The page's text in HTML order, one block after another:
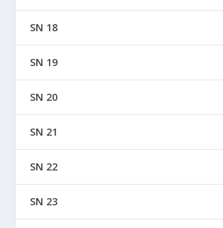
SN 18
SN 19
SN 20
SN 21
SN 22
SN 23